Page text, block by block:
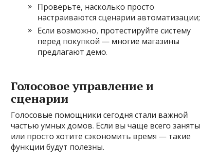
Проверьте, насколько просто
настраиваются сценарии автоматизации;
Если возможно, протестируйте систему
перед покупкой — многие магазины
предлагают демо.
Голосовое управление и
сценарии
Голосовые помощники сегодня стали важной
частью умных домов. Если вы чаще всего заняты
или просто хотите сэкономить время — такие
функции будут полезны.